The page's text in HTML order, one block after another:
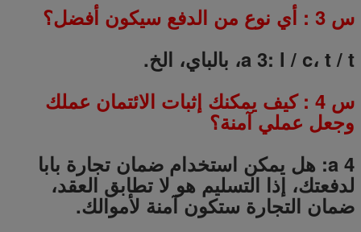
س 3 : أي نوع من الدفع سيكون أفضل؟
a 3: l / c، t / t، بالباي، الخ.
س 4 : كيف يمكنك إثبات الائتمان عملك
وجعل عملي آمنة؟
a 4: هل يمكن استخدام ضمان تجارة بابا
لدفعتك، إذا التسليم هو لا تطابق العقد،
ضمان التجارة ستكون آمنة لأموالك.